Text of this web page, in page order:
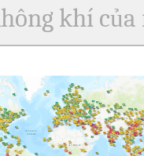
khí của